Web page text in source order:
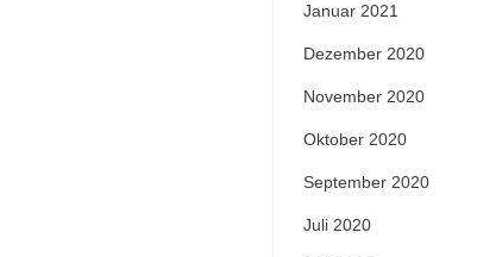
Januar 2021
Dezember 2020
November 2020
Oktober 2020
September 2020
Juli 2020